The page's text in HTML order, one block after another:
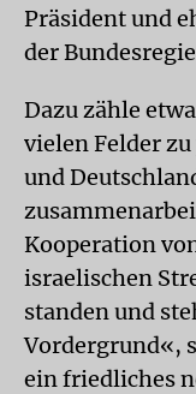
Präsident und
der
Dazu zähle
vielen Felder
und
Kooperation
israelischen
standen und
Vordergrund«,
ein friedliches